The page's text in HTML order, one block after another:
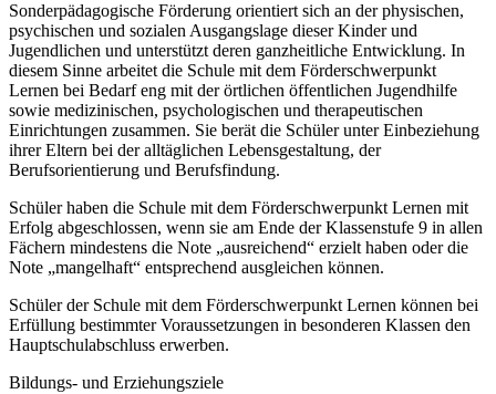
Sonderpädagogische Förderung orientiert sich an der physischen,
psychischen und sozialen Ausgangslage dieser Kinder und
Jugendlichen und unterstützt deren ganzheitliche Entwicklung. In
diesem Sinne arbeitet die Schule mit dem Förderschwerpunkt
Lernen bei Bedarf eng mit der örtlichen öffentlichen Jugendhilfe
sowie medizinischen, psychologischen und therapeutischen
Einrichtungen zusammen. Sie berät die Schüler unter Einbeziehung
ihrer Eltern bei der alltäglichen Lebensgestaltung, der
Berufsorientierung und Berufsfindung.
Schüler haben die Schule mit dem Förderschwerpunkt Lernen mit
Erfolg abgeschlossen, wenn sie am Ende der Klassenstufe 9 in allen
Fächern mindestens die Note „ausreichend“ erzielt haben oder die
Note „mangelhaft“ entsprechend ausgleichen können.
Schüler der Schule mit dem Förderschwerpunkt Lernen können bei
Erfüllung bestimmter Voraussetzungen in besonderen Klassen den
Hauptschulabschluss erwerben.
Bildungs- und Erziehungsziele